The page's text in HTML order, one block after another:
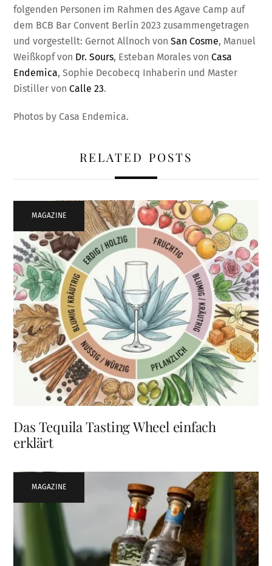
folgenden Personen im Rahmen des Agave Camp auf
dem BCB Bar Convent Berlin 2023 zusammengetragen
und vorgestellt: Gernot Allnoch vonSan Cosme, Manuel
Weißkopf von Dr. Sours, Esteban Morales vonCasa
Endemica, Sophie Decobecq Inhaberin und Master
Distiller vonCalle 23.
Photos by Casa Endemica.
RELATED POSTS
MAGAZINE
Das Tequila Tasting Wheel einfach
erklärt
MAGAZINE